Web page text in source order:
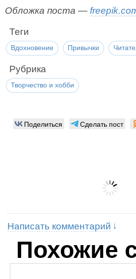
Обложка поста —
Теги
Вдохновение Привычки
Рубрика
Творчество и хобби
Поделиться Сделать пост
Написать комментарий
Похожие